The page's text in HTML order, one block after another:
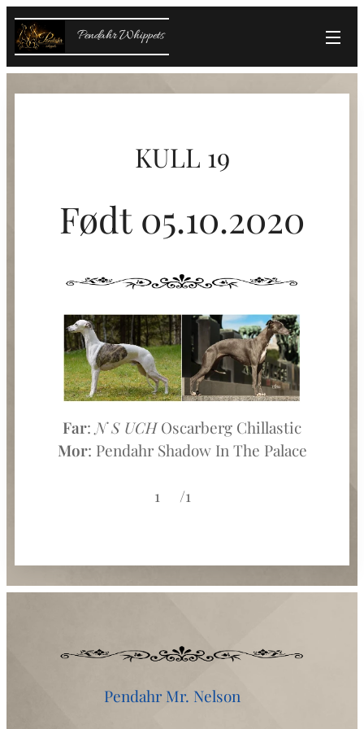
Pendahr Whippets
KULL 19
Født 05.10.2020
Far: N S UCHOscarberg Chillastic
Mor: Pendahr Shadow In The Palace
1♀️/1♂️
Pendahr Mr. Nelson♂️